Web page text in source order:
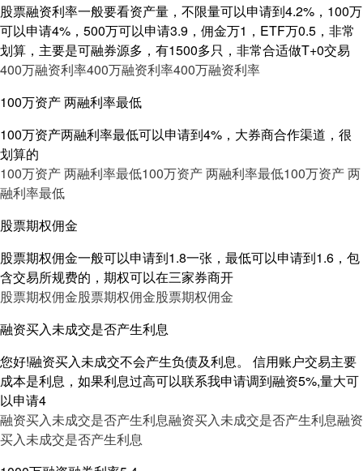
股票融资利率一般要看资产量，不限量可以申请到4.2%，100万
可以申请4%，500万可以申请3.9，佣金万1，ETF万0.5，非常
划算，主要是可融券源多，有1500多只，非常合适做T+0交易
400万融资利率400万融资利率400万融资利率
100万资产 两融利率最低
100万资产两融利率最低可以申请到4%，大券商合作渠道，很
划算的
100万资产 两融利率最低100万资产 两融利率最低100万资产 两
融利率最低
股票期权佣金
股票期权佣金一般可以申请到1.8一张，最低可以申请到1.6，包
含交易所规费的，期权可以在三家券商开
股票期权佣金股票期权佣金股票期权佣金
融资买入未成交是否产生利息
您好!融资买入未成交不会产生负债及利息。 信用账户交易主要
成本是利息，如果利息过高可以联系我申请调到融资5%,量大可
以申请4
融资买入未成交是否产生利息融资买入未成交是否产生利息融资
买入未成交是否产生利息